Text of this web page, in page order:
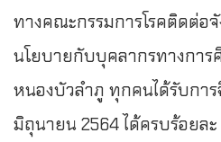
ทางคณะกรรมการโรคติดต่อ
นโยบายกับบุคลากรทางการ
หนองบัวลำภู ทุกคนได้รับกา
มิถุนายน 2564 ได้ครบร้อยล